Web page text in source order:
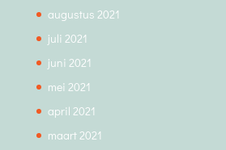
augustus 2021
juli 2021
juni 2021
mei 2021
april 2021
maart 2021